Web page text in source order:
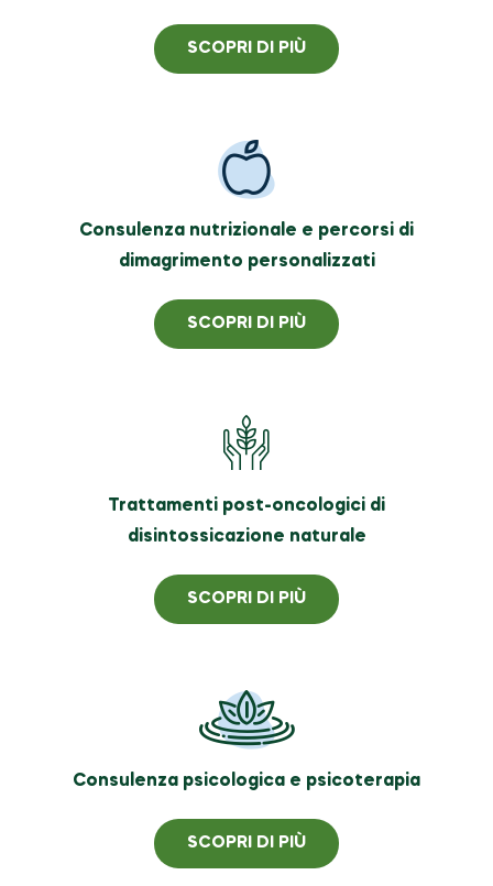
SCOPRI DI PIÙ
Consulenza nutrizionale e percorsi di
dimagrimento personalizzati
SCOPRI DI PIÙ
Trattamenti post-oncologici di
disintossicazione naturale
SCOPRI DI PIÙ
Consulenza psicologica e psicoterapia
SCOPRI DI PIÙ